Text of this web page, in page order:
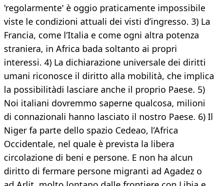
'regolarmente' è oggio praticamente impossibile
viste le condizioni attuali dei visti d’ingresso. 3) La
Francia, come l’Italia e come ogni altra potenza
straniera, in Africa bada soltanto ai propri
interessi. 4) La dichiarazione universale dei diritti
umani riconosce il diritto alla mobilità, che implica
la possibilitàdi lasciare anche il proprio Paese. 5)
Noi italiani dovremmo saperne qualcosa, milioni
di connazionali hanno lasciato il nostro Paese. 6) Il
Niger fa parte dello spazio Cedeao, l’Africa
Occidentale, nel quale è prevista la libera
circolazione di beni e persone. E non ha alcun
diritto di fermare persone migranti ad Agadez o